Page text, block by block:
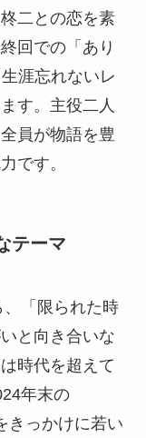
二との恋を素
回での「あり
涯忘れないレ
す。主役二人
員が物語を豊
です。
テーマ
「限られた時
と向き合いな
時代を超えて
年末の
きっかけに若い